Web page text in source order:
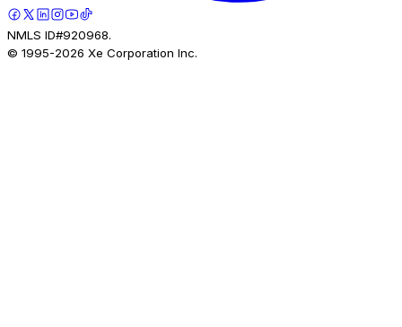
NMLS ID#920968.
© 1995-2026 Xe Corporation Inc.